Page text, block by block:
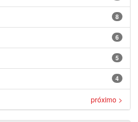
8
6
5
4
próximo >